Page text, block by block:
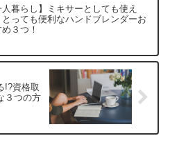
人暮らし】ミキサーとしても使え
とっても便利なハンドブレンダーお
３つ！
!?資格取
３つの方